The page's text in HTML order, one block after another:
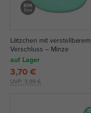
Lätzchen mit verstellbarem
Verschluss – Minze
auf Lager
UVP: 3,99 €
3,70 €